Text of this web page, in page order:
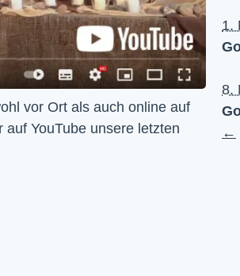
YouTube unsere letzten
1.
8.
←